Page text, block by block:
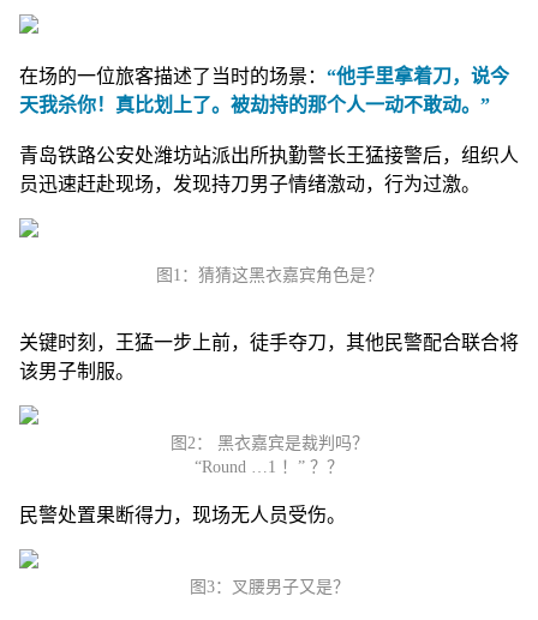
在场的一位旅客描述了当时的场景： “他手里拿着刀，说今
天我杀你！真比划上了。被劫持的那个人一动不敢动。”
青岛铁路公安处潍坊站派出所执勤警长王猛接警后，组织人
员迅速赶赴现场，发现持刀男子情绪激动，行为过激。
图1：猜猜这黑衣嘉宾角色是？
关键时刻，王猛一步上前，徒手夺刀，其他民警配合联合将
该男子制服。
图2： 黑衣嘉宾是裁判吗？
“Round …1 ！” ？？
民警处置果断得力，现场无人员受伤。
图3：叉腰男子又是？